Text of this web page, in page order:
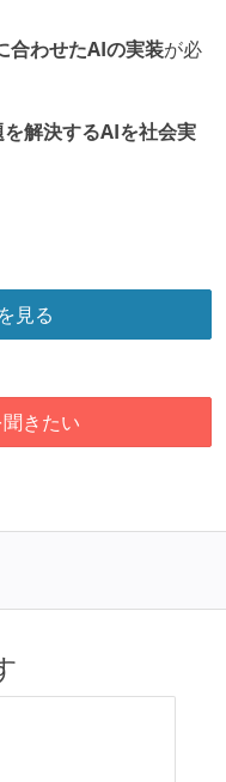
合わせたAIの実装が必
解決するAIを社会実
見る
きたい